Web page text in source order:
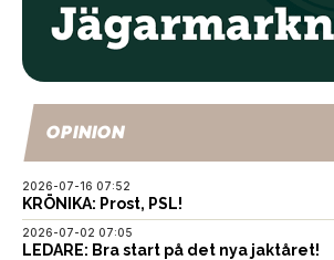
OPINION
2026-07-16 07:52
KRÖNIKA: Prost, PSL!
2026-07-02 07:05
LEDARE: Bra start på det nya jaktåret!